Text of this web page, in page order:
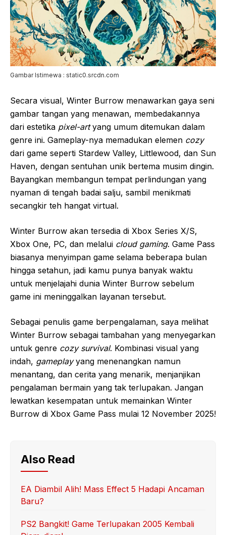
Gambar Istimewa : static0.srcdn.com
Secara visual, Winter Burrow menawarkan gaya seni
gambar tangan yang menawan, membedakannya
dari estetika pixel-artyang umum ditemukan dalam
genre ini. Gameplay-nya memadukan elemen cozy
dari game seperti Stardew Valley, Littlewood, dan Sun
Haven, dengan sentuhan unik bertema musim dingin.
Bayangkan membangun tempat perlindungan yang
nyaman di tengah badai salju, sambil menikmati
secangkir teh hangat virtual.
Winter Burrow akan tersedia di Xbox Series X/S,
Xbox One, PC, dan melalui cloud gaming. Game Pass
biasanya menyimpan game selama beberapa bulan
hingga setahun, jadi kamu punya banyak waktu
untuk menjelajahi dunia Winter Burrow sebelum
game ini meninggalkan layanan tersebut.
Sebagai penulis game berpengalaman, saya melihat
Winter Burrow sebagai tambahan yang menyegarkan
untuk genre cozy survival. Kombinasi visual yang
indah, gameplayyang menenangkan namun
menantang, dan cerita yang menarik, menjanjikan
pengalaman bermain yang tak terlupakan. Jangan
lewatkan kesempatan untuk memainkan Winter
Burrow di Xbox Game Pass mulai 12 November 2025!
Also Read
EA Diambil Alih! Mass Effect 5 Hadapi Ancaman
Baru?
PS2 Bangkit! Game Terlupakan 2005 Kembali